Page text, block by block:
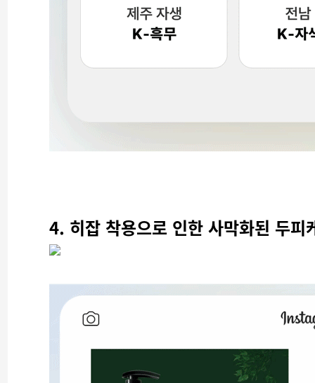
4. 히잡 착용으로 인한 사막화된 두피